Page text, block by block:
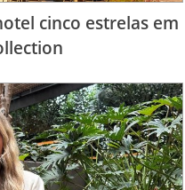
cinco estrelas em